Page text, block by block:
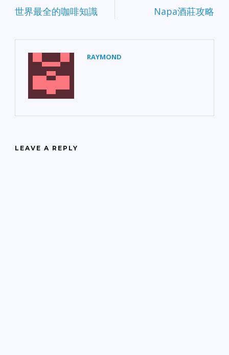
世界最全的咖啡知識 Napa酒莊攻略
RAYMOND
LEAVE A REPLY